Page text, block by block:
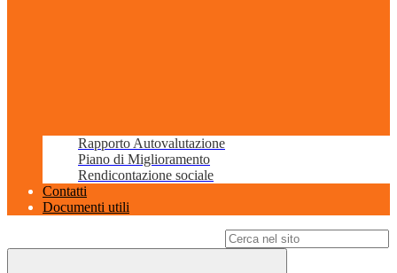
Rapporto Autovalutazione
Piano di Miglioramento
Rendicontazione sociale
Contatti
Documenti utili